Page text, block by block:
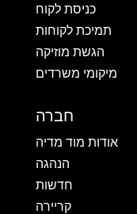
כניסת לקוח
תמיכת לקוחות
הגשת מוזיקה
מיקומי משרדים
חברה
אודות מוד מדיה
הנהגה
חדשות
קריירה